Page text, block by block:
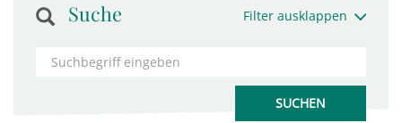
Suche Filter ausklappen